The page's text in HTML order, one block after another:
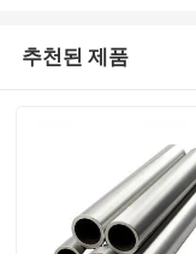
추천된 제품